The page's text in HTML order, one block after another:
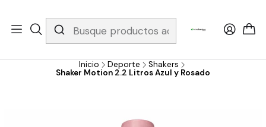
Whatsapp 3229079958/ Fijo 6019251796 / Envios a todo el país y
gratis apartir de 199.000!
Inicio Deporte
Shakers
Shaker Motion 2.2 Litros Azul y Rosado